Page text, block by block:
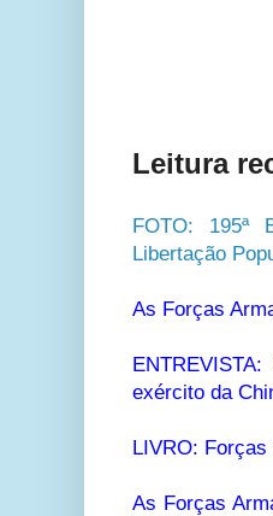
Leitura
FOTO: 195ª
Libertação
As Forças
exército da
LIVRO:
As Forças